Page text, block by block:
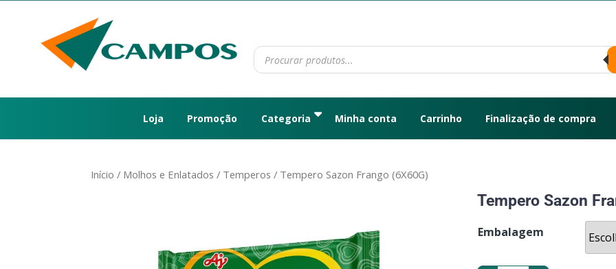
Loja Promoção Categoria Minha conta Carrinho Finalização de compra
Início / Molhos e Enlatados / Temperos / Tempero Sazon Frango (6X60G)
Tempero Sazon
Embalagem